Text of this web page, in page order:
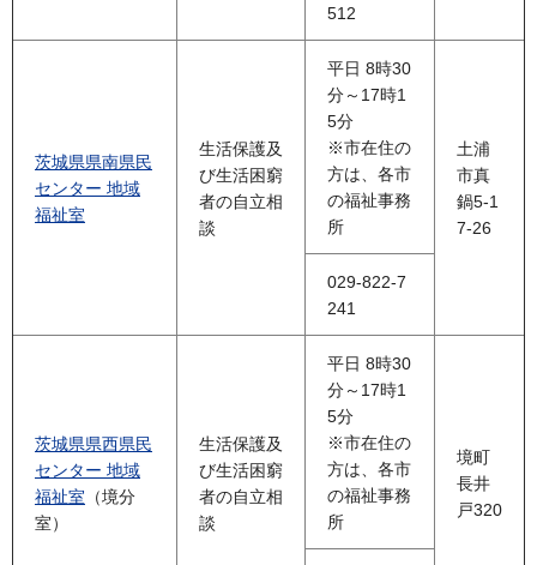
512
茨城県県南県民
センター 地域
福祉室
生活保護及
び生活困窮
者の自立相
談
平日 8時30
分～17時1
5分
※市在住の
方は、各市
の福祉事務
所
土浦
市真
鍋5-1
7-26
029-822-7
241
茨城県県西県民
センター 地域
福祉室 （境分
室）
生活保護及
び生活困窮
者の自立相
談
平日 8時30
分～17時1
5分
※市在住の
方は、各市
の福祉事務
所
境町
長井
戸320